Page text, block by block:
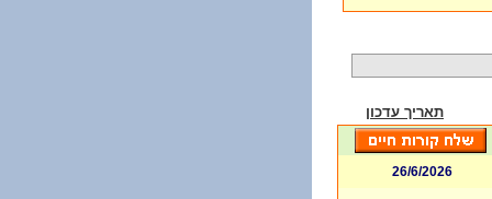
תאריך עדכון
26/6/2026